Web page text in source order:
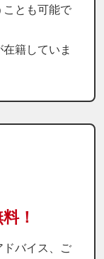
とも可能で
籍していま
！
バイス、ご